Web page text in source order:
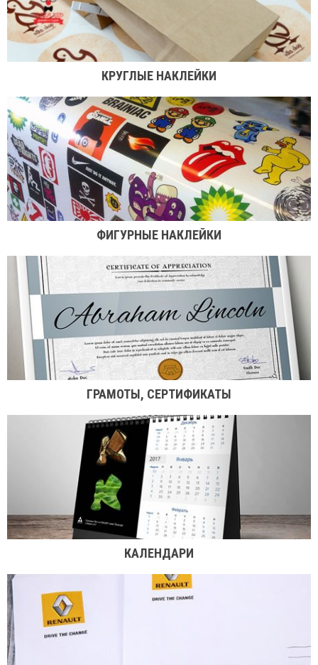
КРУГЛЫЕ НАКЛЕЙКИ
ФИГУРНЫЕ НАКЛЕЙКИ
ГРАМОТЫ, СЕРТИФИКАТЫ
КАЛЕНДАРИ